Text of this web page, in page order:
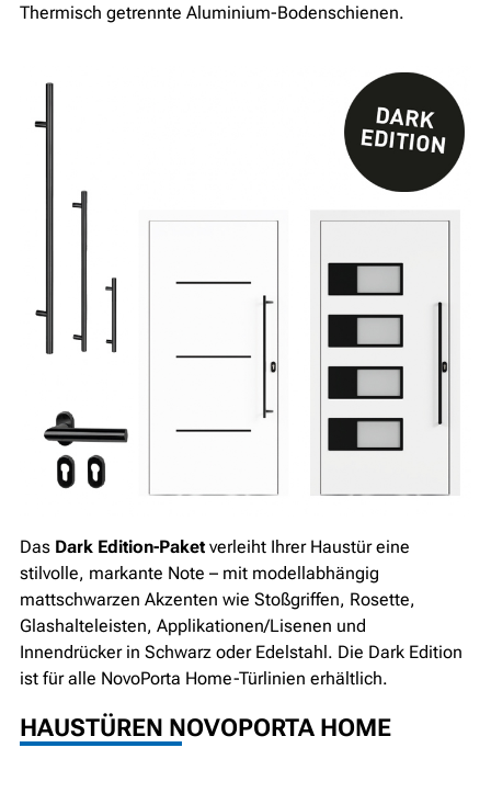
Thermisch getrennte Aluminium-Bodenschienen.
Das Dark Edition-Paket verleiht Ihrer Haustür eine
stilvolle, markante Note – mit modellabhängig
mattschwarzen Akzenten wie Stoßgriffen, Rosette,
Glashalteleisten, Applikationen/Lisenen und
Innendrücker in Schwarz oder Edelstahl. Die Dark Edition
ist für alle NovoPorta Home-Türlinien erhältlich.
HAUSTÜREN NOVOPORTA HOME